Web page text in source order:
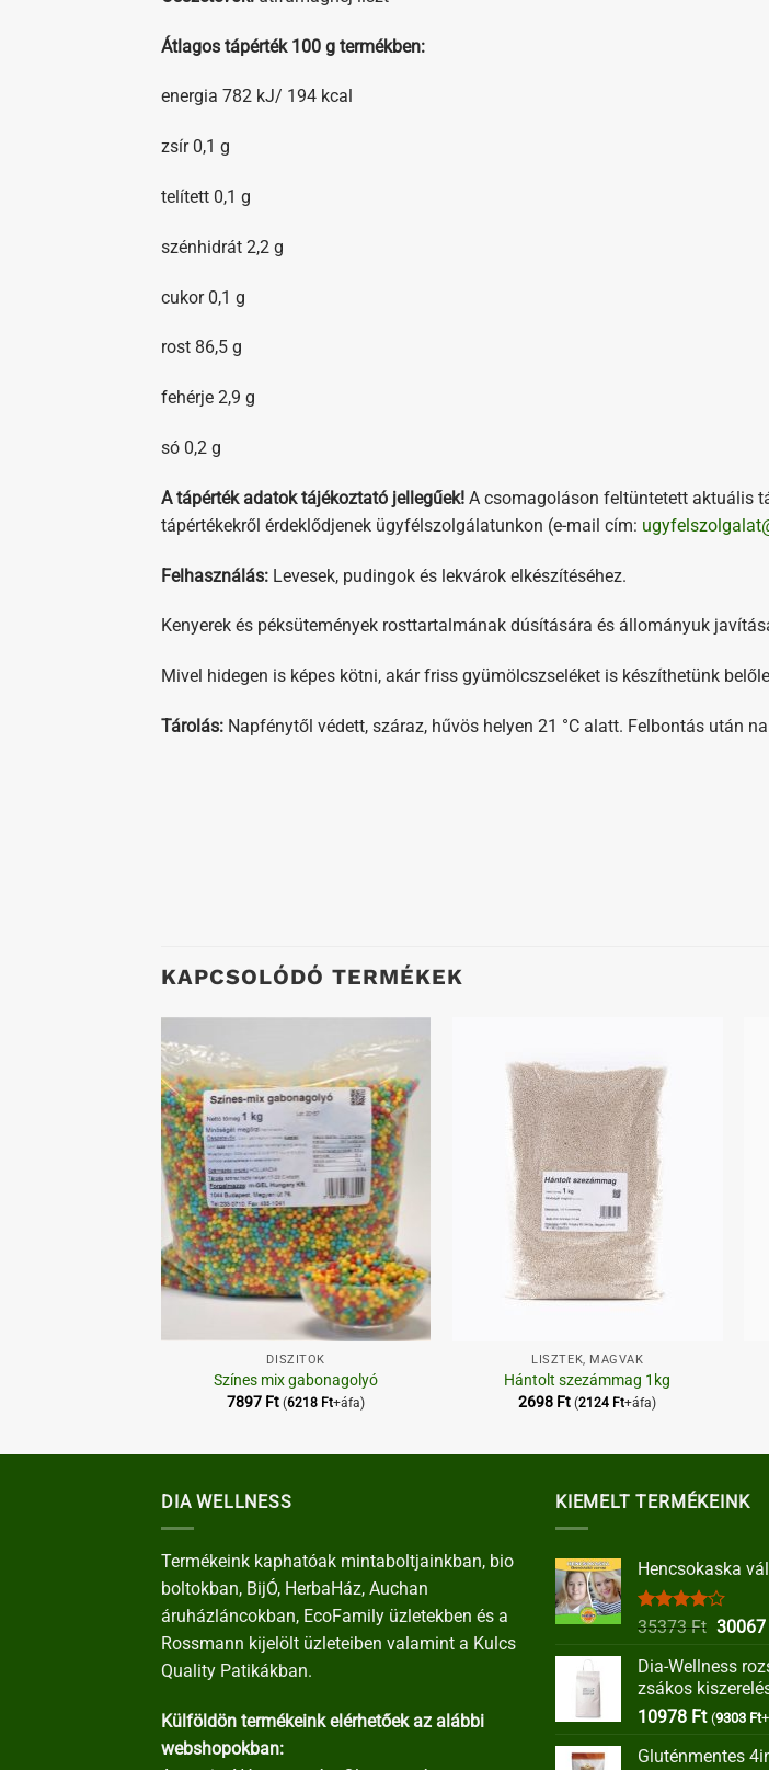
Átlagos tápérték 100 g termékben:
energia 782 kJ/ 194 kcal
zsír 0,1 g
telített 0,1 g
szénhidrát 2,2 g
cukor 0,1 g
rost 86,5 g
fehérje 2,9 g
só 0,2 g
A tápérték adatok tájékoztató jellegűek! A csomagoláson feltüntetett aktuális
tápértékekről érdeklődjenek ügyfélszolgálatunkon (e-mail cím:
Felhasználás: Levesek, pudingok és lekvárok elkészítéséhez.
Kenyerek és péksütemények rosttartalmának dúsítására és állományuk
Mivel hidegen is képes kötni, akár friss gyümölcszseléket is készíthetünk
Tárolás: Napfénytől védett, száraz, hűvös helyen 21 °C alatt. Felbontás után
KAPCSOLÓDÓ TERMÉKEK
Kedvenceimhez
DÍSZÍTŐK
Színes mix gabonagolyó
7897 Ft (6218 Ft+áfa)
Kedvenceimhez
LISZTEK, MAGVAK
Hántolt szezámmag 1kg
2698 Ft (2124 Ft+áfa)
DIA WELLNESS
Termékeink kaphatóak mintaboltjainkban, bio
boltokban, BijÓ, HerbaHáz, Auchan
áruházláncokban, EcoFamily üzletekben és a
Rossmann kijelölt üzleteiben valamint a Kulcs
Quality Patikákban.
Külföldön termékeink elérhetőek az alábbi
webshopokban:
KIEMELT TERMÉKEINK
Hencsokaska
Értékelés:
35373Ft
was:
35373
30067
Dia-Wellness
zsákos
10978 Ft (9303 Ft
Gluténmentes